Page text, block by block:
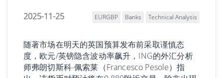
2025-11-25 EURGBP Banks Technical Analysis
随著市场在明天的英国预算发布前采取谨慎态
度，欧元/英镑隐含波动率飙升，ING的外汇分析
师弗朗切斯科-佩索莱（Francesco Pesole）指